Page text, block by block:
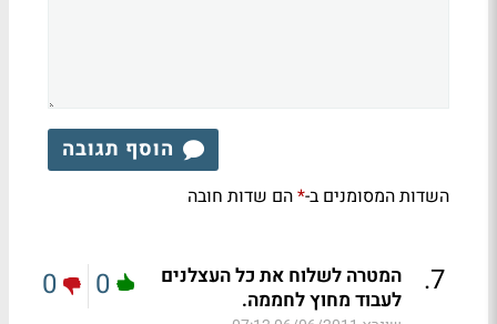
הוסף תגובה
השדות המסומנים ב-*הם שדות חובה
7
.
המטרה לשלוח את כל העצלנים
לעבוד מחוץ לחממה.
0
0